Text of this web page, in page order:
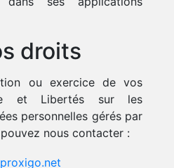
droits
ou exercice de vos
et Libertés sur les
personnelles gérés par
pouvez nous contacter :